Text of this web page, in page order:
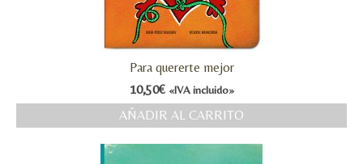
Para quererte mejor
10,50€ «IVA incluido»
AÑADIR AL CARRITO